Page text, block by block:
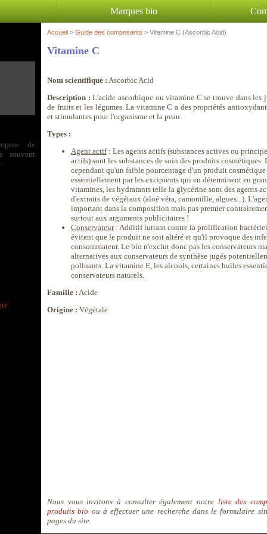
Marques bio
Accueil > Guide des composants > Vitamine C (Ascorbic Acid)
Vitamine C
Nom scientifique : Ascorbic Acid
Description : L'acide ascorbique ou vitamine C se trouve dans les
de fruits et les légumes. La vitamine C a des propriétés
et stimulantes pour l'organisme et la peau.
Types :
Agent actif: Les agents actifs (substances actives ou
actifs) sont les substances de soin des produits cosmétiques.
cependant qu'un faible pourcentage d'un produit
essentiellement par les excipients qui en déterminent en
vitamines, les hydratants telle la glycérine sont des agents
d'extraits de végétaux (aloé véra, camomille, algues...).
important dans la composition mais pas premier
surtout aux arguments publicitaires !
Conservateur: Additif luttant contre la prolification
évitent que le produit ne soit altéré et qu'il provoque des
consommateur. Le bio n'exclut donc pas les conservateurs
alternatives aux conservateurs de synthèse jugés
polluants. La vitamine E, les alcools, certaines huiles
conservateurs naturels.
Famille : Acide
Origine : Végétale
Nous vous invitons à consulter également notre liste des
produits bio ou à effectuer une recherche dans le formulaire
pages du site.
de
souvent